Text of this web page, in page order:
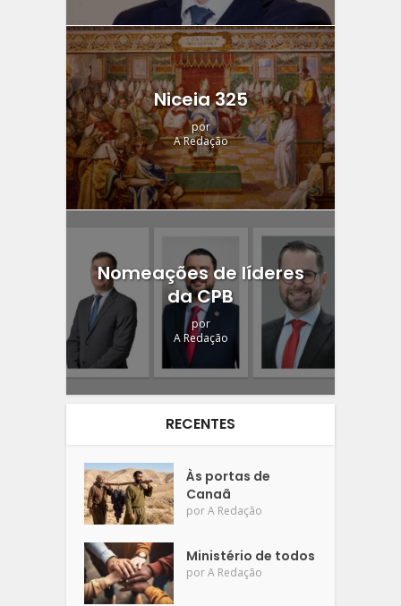
Niceia 325
por
A Redação
Nomeações de líderes
da CPB
por
A Redação
RECENTES
Às portas de
Canaã
porA Redação
Ministério de todos
porA Redação